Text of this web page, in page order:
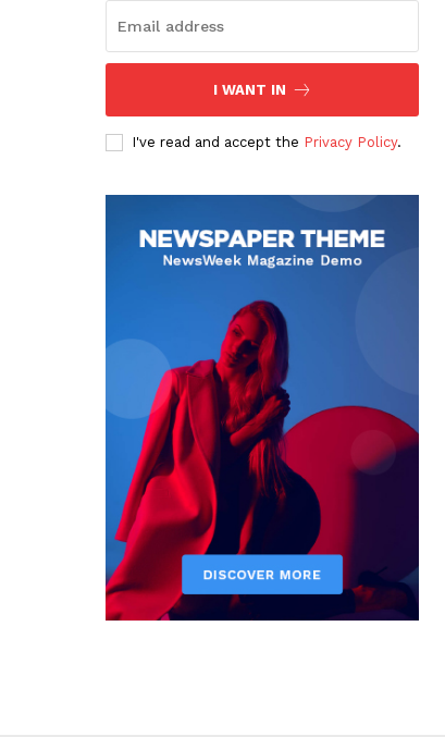
I WANT IN
I've read and accept the Privacy Policy.